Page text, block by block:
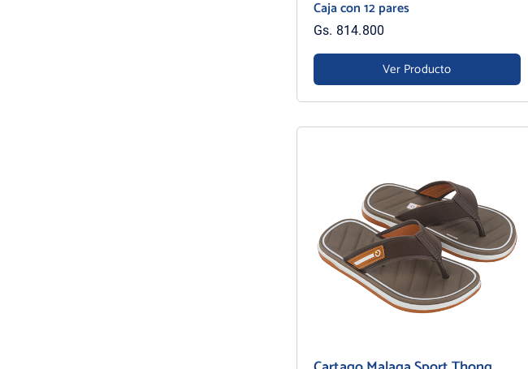
Caja con 12 pares
Gs. 814.800
Ver Producto